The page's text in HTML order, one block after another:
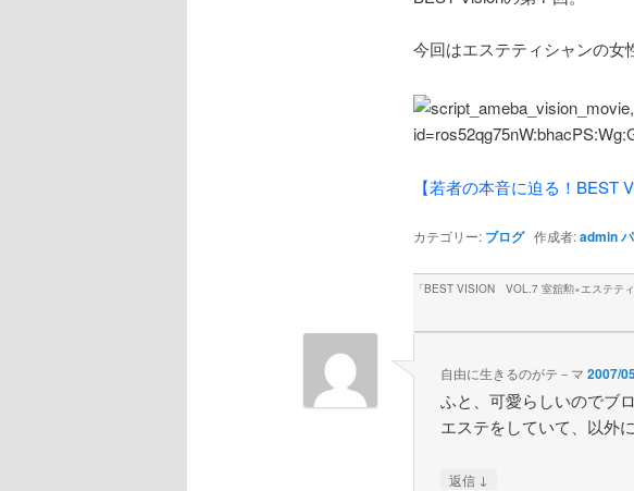
今回はエステティシャンの女
【若者の本音に迫る！BEST
カテゴリー: ブログ作成者:admin
「BEST VISION VOL.7 室舘勲×エステテ
自由に生きるのがテ－マ 2007/
ふと、可愛らしいのでブ
エステをしていて、以外
返信 ↓